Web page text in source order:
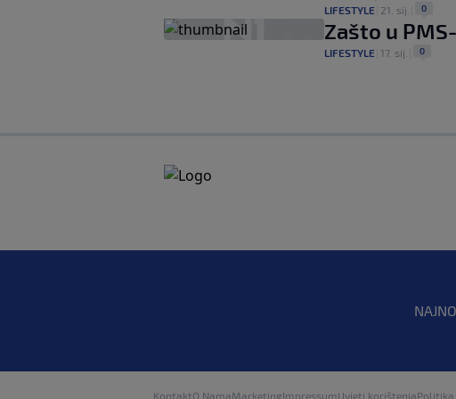
LIFESTYLE 21. sij. 0
Zašto u
LIFESTYLE 17. sij. 0
KontaktO NamaMarketingImpressumUvjeti korištenja